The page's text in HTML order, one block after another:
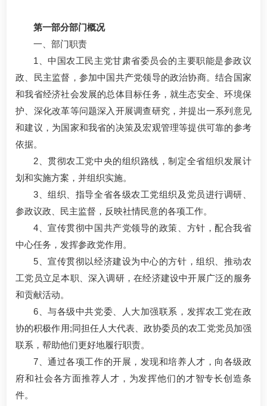
第一部分部门概况
一、部门职责
1、中国农工民主党甘肃省委员会的主要职能是参政议
政、民主监督，参加中国共产党领导的政治协商。结合国家
和我省经济社会发展的总体目标任务，就生态安全、环境保
护、深化改革等问题深入开展调查研究，并提出一系列意见
和建议，为国家和我省的决策及宏观管理等提供可靠的参考
依据。
2、贯彻农工党中央的组织路线，制定全省组织发展计
划和实施方案，并组织实施。
3、组织、指导全省各级农工党组织及党员进行调研、
参政议政、民主监督，反映社情民意的各项工作。
4、宣传贯彻中国共产党领导的政策、方针，配合我省
中心任务，发挥参政党作用。
5、宣传贯彻以经济建设为中心的方针，组织、推动农
工党员立足本职、深入调研，在经济建设中开展广泛的服务
和贡献活动。
6、与各级中共党委、人大加强联系，发挥农工党在政
协的积极作用;同担任人大代表、政协委员的农工党党员加强
联系，帮助他们更好地履行职责。
7、通过各项工作的开展，发现和培养人才，向各级政
府和社会各方面推荐人才，为发挥他们的才智专长创造条
件。